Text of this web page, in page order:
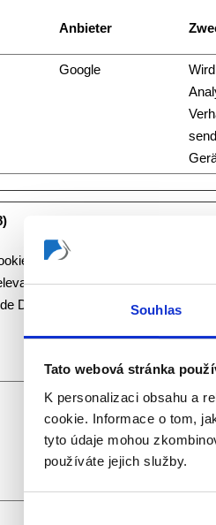
Souhlas
Tato webová stránka
K personalizaci obsahu a
cookie. Informace o tom,
tyto údaje mohou
používáte jejich služby.
Anbieter
Google
werden verwendet, um
und ansprechend für den
Drittparteien sind.
Google